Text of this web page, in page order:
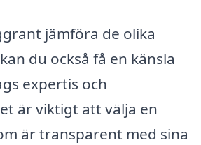
jämföra de olika
du också få en känsla
expertis och
är viktigt att välja en
är transparent med sina